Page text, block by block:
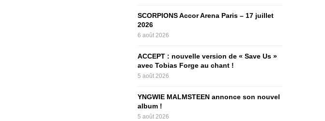
SCORPIONS Accor Arena Paris – 17 juillet
2026
6 août 2026
ACCEPT : nouvelle version de « Save Us »
avec Tobias Forge au chant !
5 août 2026
YNGWIE MALMSTEEN annonce son nouvel
album !
5 août 2026